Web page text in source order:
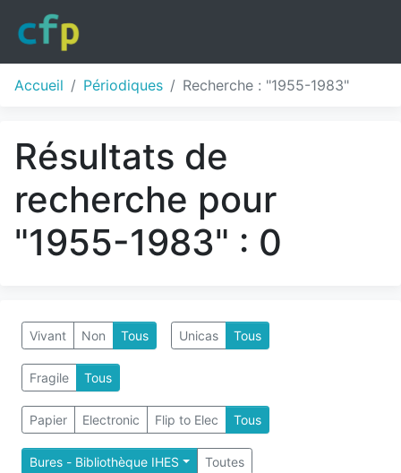
Accueil Périodiques Recherche : "1955-1983"
Résultats de
recherche pour
"1955-1983" : 0
Vivant Non Tous Unicas Tous
Fragile Tous
Papier Electronic Flip to Elec Tous
Bures - Bibliothèque IHES Toutes